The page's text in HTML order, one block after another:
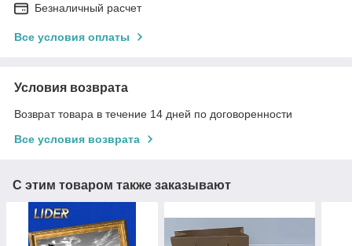
Безналичный расчет
Все условия оплаты
Условия возврата
Возврат товара в течение 14 дней по договоренности
Все условия возврата
С этим товаром также заказывают